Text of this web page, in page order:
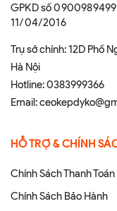
GPKD số 0900989499
11/04/2016
Trụ sở chính: 12D Phố
Hà Nội
Hotline:0383999366
Email:
HỖ TRỢ & CHÍNH
Chính Sách Thanh Toán
Chính Sách Bảo Hành